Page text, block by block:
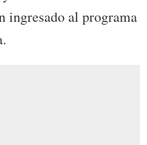
ingresado al programa